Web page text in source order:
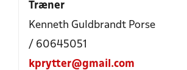
Træner
Kenneth Guldbrandt Porse
/ 60645051
kprytter@gmail.com